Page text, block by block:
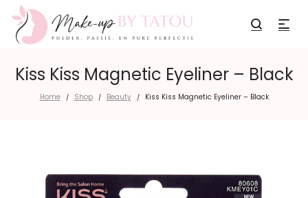
Kiss Kiss Magnetic Eyeliner – Black
Home / Shop / Beauty / Kiss Kiss Magnetic Eyeliner – Black